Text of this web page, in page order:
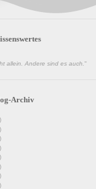
allein. Andere sind es auch. "
Archiv